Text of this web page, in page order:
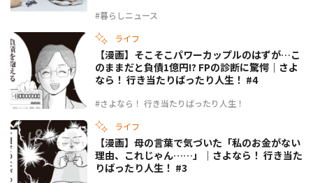
#暮らしニュース
ライフ
#さよなら！ 行き当たりばったり人生！
【漫画】そこそこパワーカップルのはずが…こ
のままだと負債1億円!? FPの診断に驚愕｜さよ
なら！ 行き当たりばったり人生！ #4
ライフ
【漫画】母の言葉で気づいた「私のお金がない
理由、これじゃん……」｜さよなら！ 行き当た
りばったり人生！ #3